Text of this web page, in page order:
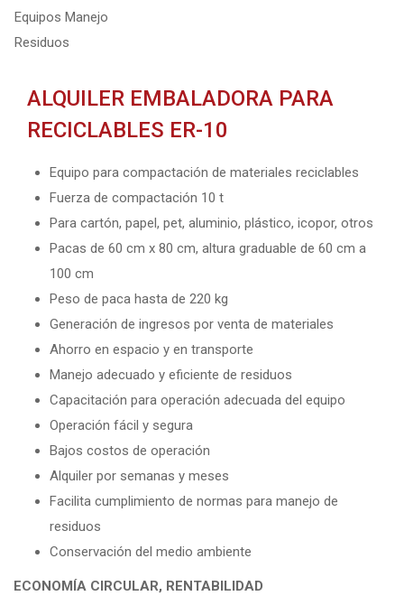
ALQUILER EMBALADORA PARA
RECICLABLES ER-10
Equipo para compactación de materiales reciclables
Fuerza de compactación 10 t
Para cartón, papel, pet, aluminio, plástico, icopor, otros
Pacas de 60 cm x 80 cm, altura graduable de 60 cm a
100 cm
Peso de paca hasta de 220 kg
Generación de ingresos por venta de materiales
Ahorro en espacio y en transporte
Manejo adecuado y eficiente de residuos
Capacitación para operación adecuada del equipo
Operación fácil y segura
Bajos costos de operación
Alquiler por semanas y meses
Facilita cumplimiento de normas para manejo de
residuos
Conservación del medio ambiente
ECONOMÍA CIRCULAR, RENTABILIDAD